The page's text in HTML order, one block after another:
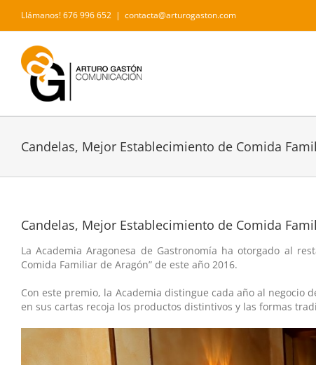
contenido
Llámanos! 676 996 652 | contacta@arturogaston.com
Candelas, Mejor Establecimiento de Comida
Candelas, Mejor Establecimiento de Comida
La Academia Aragonesa de Gastronomía ha otorgado al
Comida Familiar de Aragón” de este año 2016.
Con este premio, la Academia distingue cada año al
en sus cartas recoja los productos distintivos y las formas